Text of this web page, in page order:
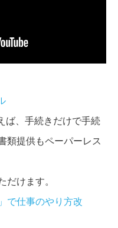
ば、手続きだけで手続
類提供もペーパーレス
だけます。
で仕事のやり方改